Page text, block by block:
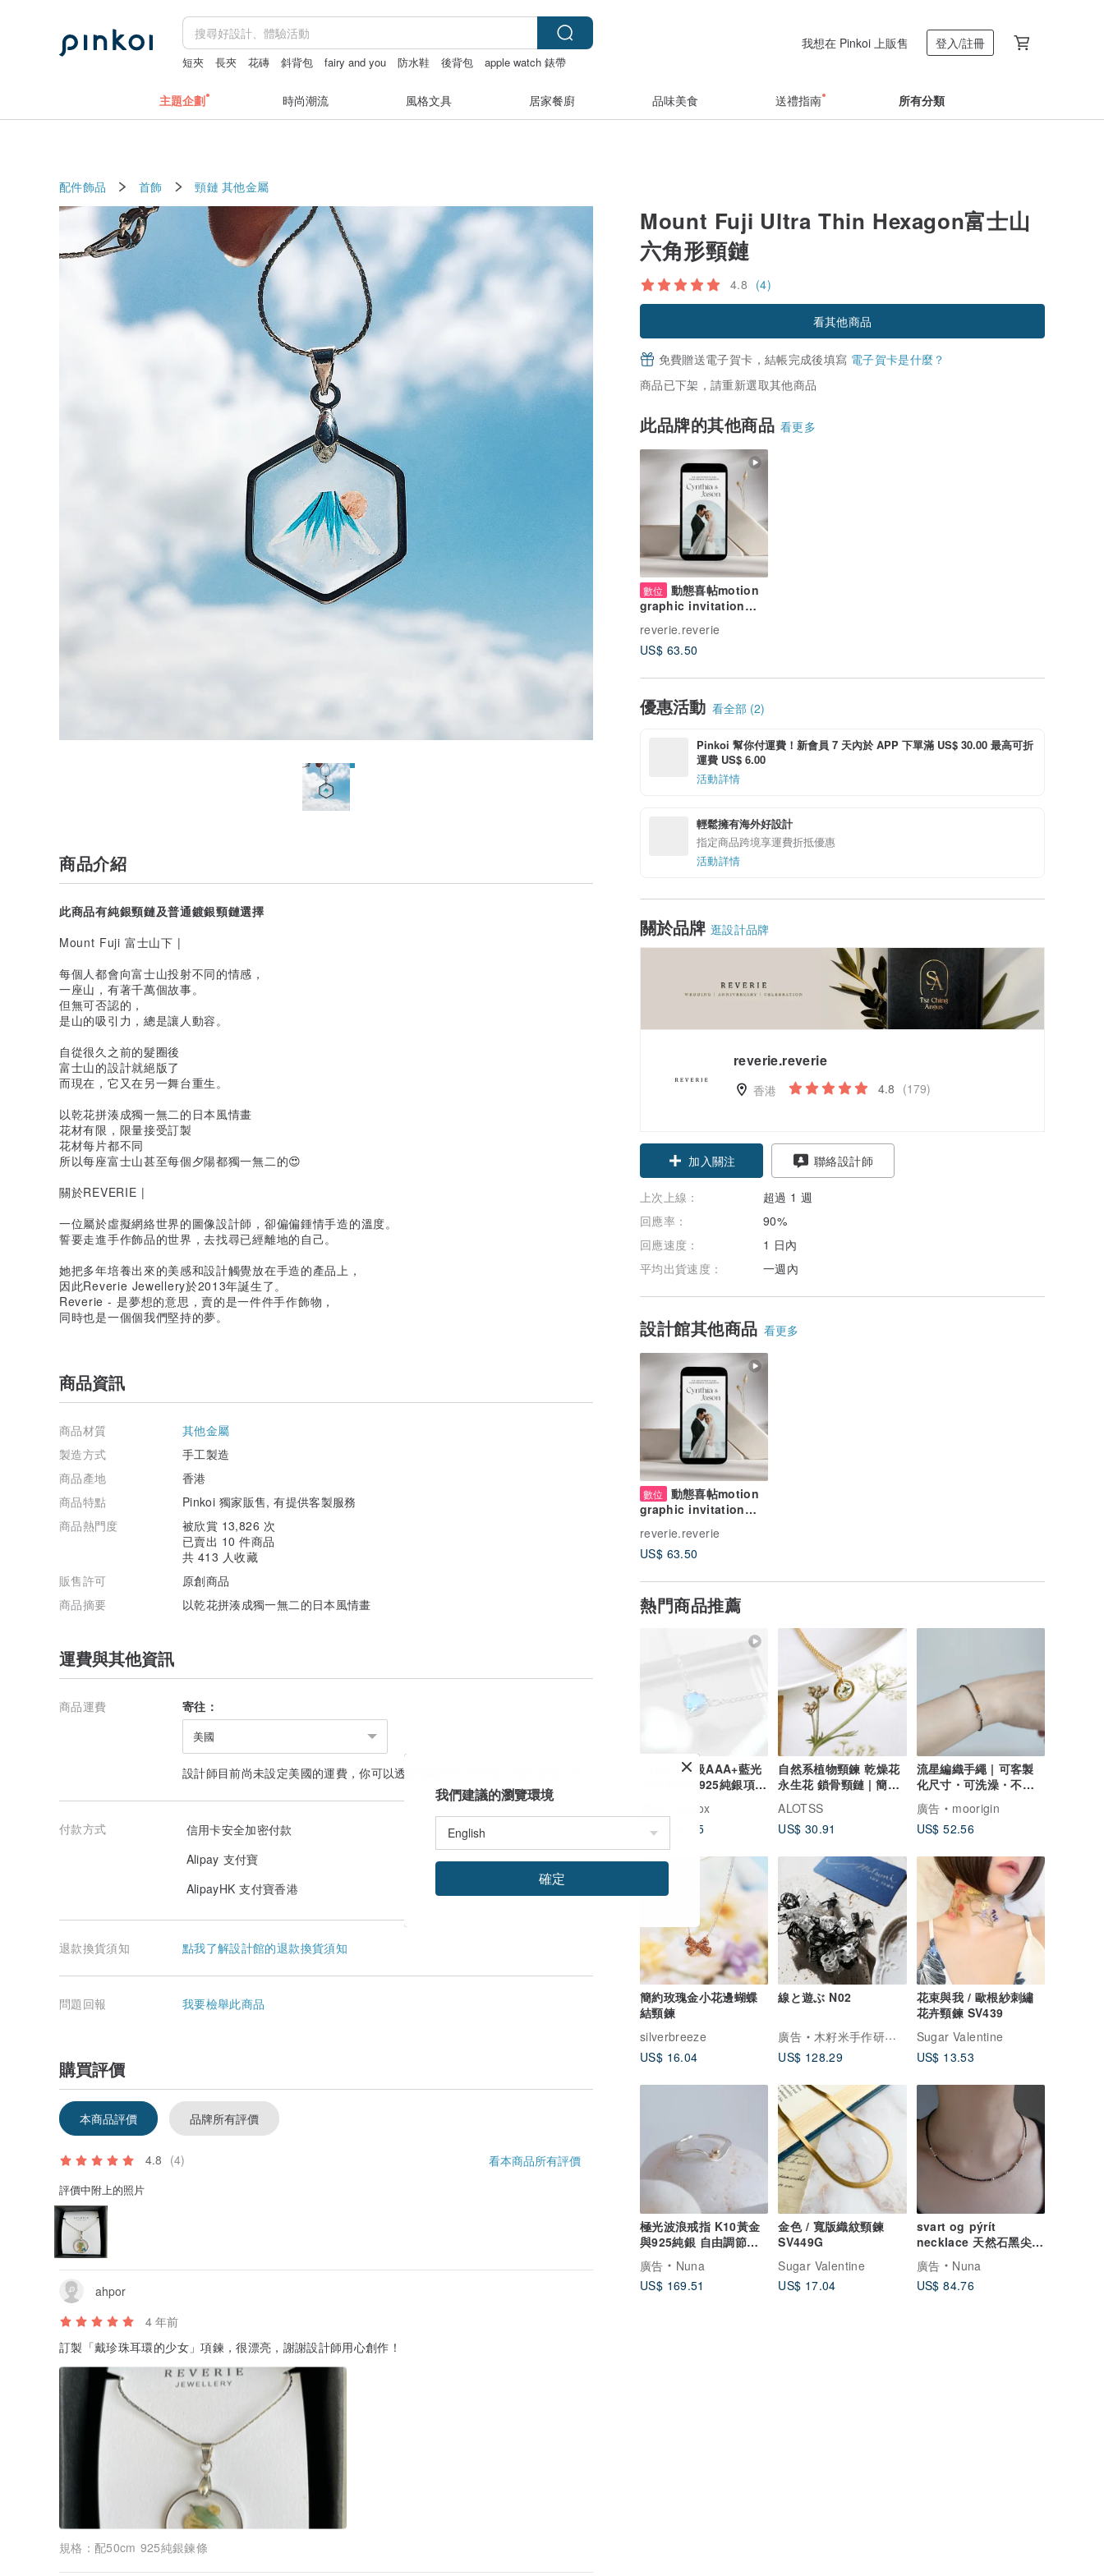
短夾 長夾 花磚 斜背包 fairy and you 防水鞋 後背包 apple watch 錶帶
我想在 Pinkoi 上販售 登入/註冊
主題企劃 時尚潮流 風格文具 居家餐廚 品味美食 送禮指南 所有分類
配件飾品 首飾 頸鏈 其他金屬
Mount Fuji Ultra Thin Hexagon富士山
六角形頸鏈
4.8 (4)
看其他商品
免費贈送電子賀卡，結帳完成後填寫 電子賀卡是什麼？
商品已下架，請重新選取其他商品
此品牌的其他商品 看更多
數位
動態喜帖motion
graphic invitation
reverie.reverie
US$ 63.50
優惠活動 看全部 (2)
Pinkoi 幫你付運費！新會員 7 天內於 APP 下單滿 US$ 30.00 最高可折
運費 US$ 6.00
活動詳情
輕鬆擁有海外好設計
指定商品跨境享運費折抵優惠
活動詳情
關於品牌 逛設計品牌
reverie.reverie
香港 4.8 (179)
加入關注 聯絡設計師
上次上線：
超過 1 週
回應率：
90%
回應速度：
1 日內
平均出貨速度：
一週內
設計館其他商品 看更多
數位
動態喜帖motion
graphic invitation
reverie.reverie
US$ 63.50
熱門商品推薦
/ 心弦 / 頂級AAA+藍光
心形月光石925純銀項鍊
atarox
US$ 103.75
自然系植物頸鍊 乾燥花
永生花 鎖骨頸鏈 | 簡約
設計 | 生日禮物
ALOTSS
US$ 30.91
流星編織手繩 | 可客製
化尺寸・可洗澡・不掉
色
廣告
moorigin
US$ 52.56
簡約玫瑰金小花邊蝴蝶
結頸鍊
silverbreeze
US$ 16.04
線と遊ぶ N02
廣告
木籽米手作研究室
US$ 128.29
花束與我 / 歐根紗刺繡
花卉頸鍊 SV439
Sugar Valentine
US$ 13.53
極光波浪戒指 K10黃金
與925純銀 自由調節尺
寸
廣告
Nuna
US$ 169.51
金色 / 寬版織紋頸鍊
SV449G
Sugar Valentine
US$ 17.04
svart og pýrít
necklace 天然石黑尖晶
石 黃鐵礦 / 純銀 串珠
廣告
Nuna
US$ 84.76
商品介紹
此商品有純銀頸鏈及普通鍍銀頸鏈選擇
Mount Fuji 富士山下 |
每個人都會向富士山投射不同的情感，
一座山，有著千萬個故事。
但無可否認的，
是山的吸引力，總是讓人動容。
自從很久之前的髮圈後
富士山的設計就絕版了
而現在，它又在另一舞台重生。
以乾花拼湊成獨一無二的日本風情畫
花材有限，限量接受訂製
花材每片都不同
所以每座富士山甚至每個夕陽都獨一無二的😍
關於REVERIE |
一位屬於虛擬網絡世界的圖像設計師，卻偏偏鍾情手造的溫度。
誓要走進手作飾品的世界，去找尋已經離地的自己。
她把多年培養出來的美感和設計觸覺放在手造的產品上，
因此Reverie Jewellery於2013年誕生了。
Reverie - 是夢想的意思，賣的是一件件手作飾物，
同時也是一個個我們堅持的夢。
商品資訊
商品材質
其他金屬
製造方式
手工製造
商品產地
香港
商品特點
Pinkoi 獨家販售, 有提供客製服務
商品熱門度
被欣賞 13,826 次
已賣出 10 件商品
共 413 人收藏
販售許可
原創商品
商品摘要
以乾花拼湊成獨一無二的日本風情畫
運費與其他資訊
商品運費 寄往：
美國
設計師目前尚未設定美國的運費，你可以透過
付款方式
信用卡安全加密付款
Alipay 支付寶
AlipayHK 支付寶香港
退款換貨須知 點我了解設計館的退款換貨須知
問題回報 我要檢舉此商品
購買評價
本商品評價 品牌所有評價
4.8 (4) 看本商品所有評價
評價中附上的照片
ahpor
4 年前
訂製「戴珍珠耳環的少女」項鍊，很漂亮，謝謝設計師用心創作！
規格：配50cm 925純銀鍊條
我們建議的瀏覽環境
確定